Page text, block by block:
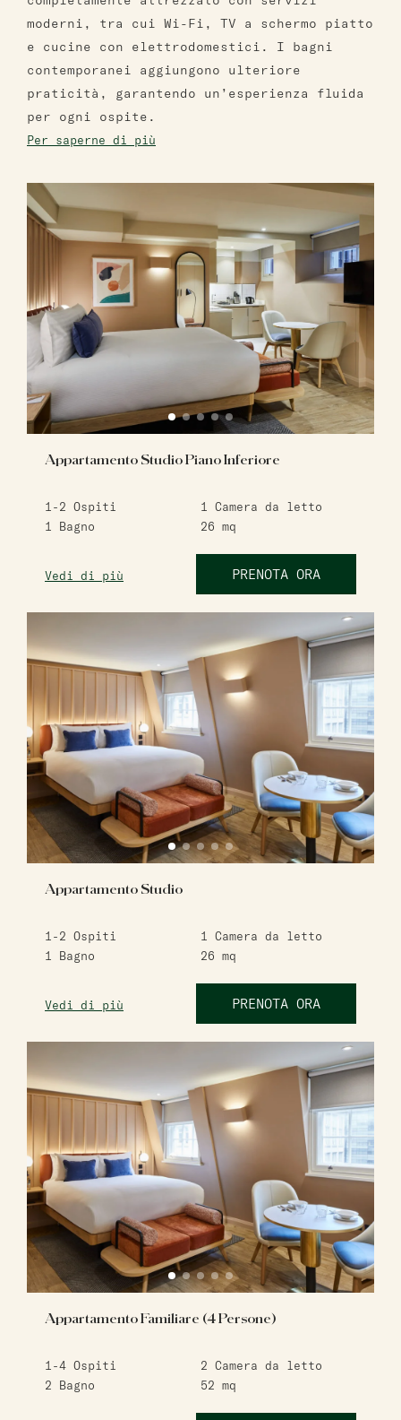
moderni, tra cui Wi-Fi, TV a schermo piatto
e cucine con elettrodomestici. I bagni
contemporanei aggiungono ulteriore
praticità, garantendo un’esperienza fluida
per ogni ospite.
Per saperne di più
Appartamento Studio Piano Inferiore
1-2 Ospiti 1
Camera da letto
1
Bagno 26 mq
Vedi di più PRENOTA ORA
Appartamento Studio
1-2 Ospiti 1
Camera da letto
1
Bagno 26 mq
Vedi di più PRENOTA ORA
Appartamento Familiare (4 Persone)
1-4 Ospiti 2 Camera da letto
2 Bagno 52 mq